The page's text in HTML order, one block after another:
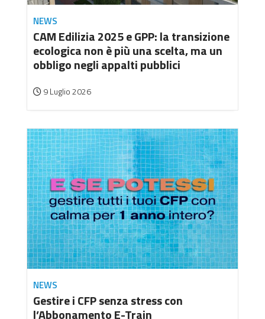
NEWS
CAM Edilizia 2025 e GPP: la transizione
ecologica non è più una scelta, ma un
obbligo negli appalti pubblici
9 Luglio 2026
NEWS
Gestire i CFP senza stress con
l’Abbonamento E-Train